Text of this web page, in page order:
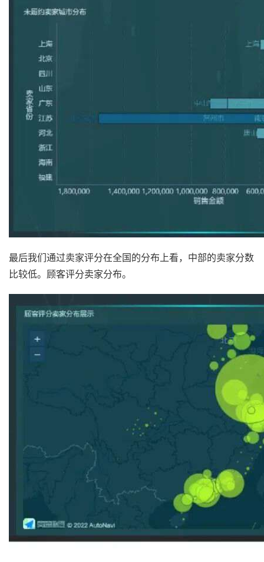
最后我们通过卖家评分在全国的分布上看，中部的卖家分数
比较低。顾客评分卖家分布。